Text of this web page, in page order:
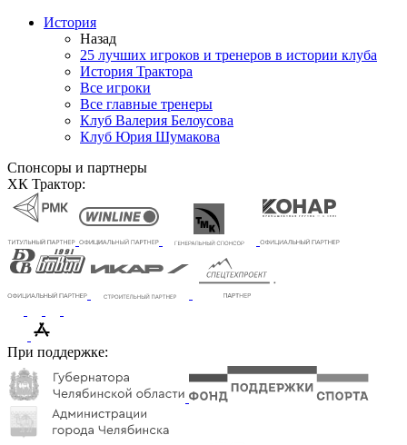
История
Назад
25 лучших игроков и тренеров в истории клуба
История Трактора
Все игроки
Все главные тренеры
Клуб Валерия Белоусова
Клуб Юрия Шумакова
Спонсоры и партнеры
ХК Трактор:
При поддержке: